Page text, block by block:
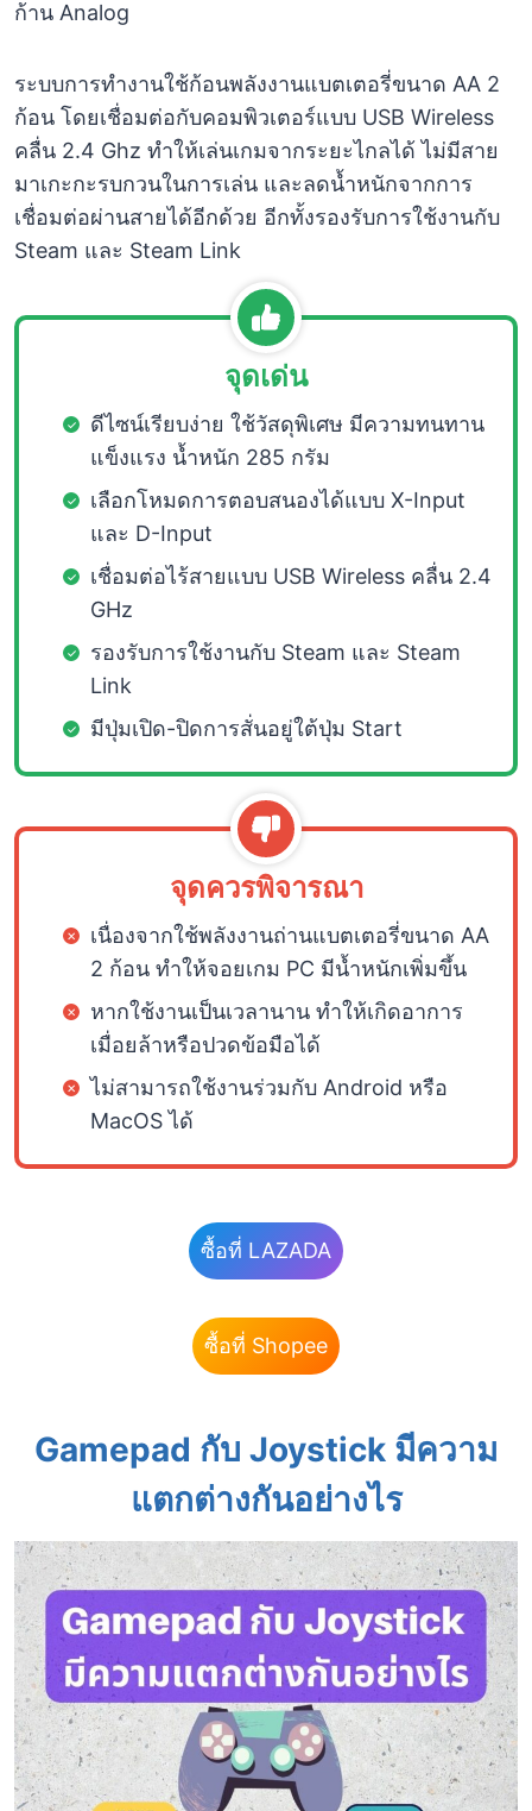
ก้าน Analog
ระบบการทำงานใช้ก้อนพลังงานแบตเตอรี่ขนาด AA 2
ก้อน โดยเชื่อมต่อกับคอมพิวเตอร์แบบ USB Wireless
คลื่น 2.4 Ghz ทำให้เล่นเกมจากระยะไกลได้ ไม่มีสาย
มาเกะกะรบกวนในการเล่น และลดน้ำหนักจากการ
เชื่อมต่อผ่านสายได้อีกด้วย อีกทั้งรองรับการใช้งานกับ
Steam และ Steam Link
จุดเด่น
ดีไซน์เรียบง่าย ใช้วัสดุพิเศษ มีความทนทาน
แข็งแรง น้ำหนัก 285 กรัม
เลือกโหมดการตอบสนองได้แบบ X-Input
และ D-Input
เชื่อมต่อไร้สายแบบ USB Wireless คลื่น 2.4
GHz
รองรับการใช้งานกับ Steam และ Steam
Link
มีปุ่มเปิด-ปิดการสั่นอยู่ใต้ปุ่ม Start
จุดควรพิจารณา
เนื่องจากใช้พลังงานถ่านแบตเตอรี่ขนาด AA
2 ก้อน ทำให้จอยเกม PC มีน้ำหนักเพิ่มขึ้น
หากใช้งานเป็นเวลานาน ทำให้เกิดอาการ
เมื่อยล้าหรือปวดข้อมือได้
ไม่สามารถใช้งานร่วมกับ Android หรือ
MacOS ได้
ซื้อที่ LAZADA
ซื้อที่ Shopee
Gamepad กับ Joystick มีความ
แตกต่างกันอย่างไร